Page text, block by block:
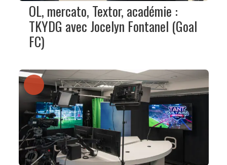
OL, mercato, Textor, académie :
TKYDG avec Jocelyn Fontanel (Goal
FC)